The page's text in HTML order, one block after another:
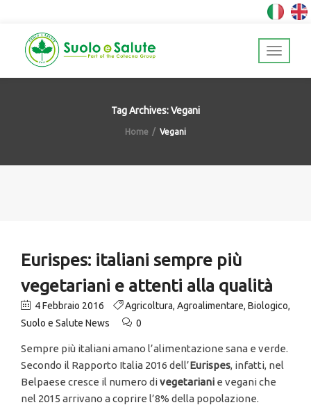
Tag Archives: Vegani
Home Vegani
Eurispes: italiani sempre più
vegetariani e attenti alla qualità
4 Febbraio 2016 Agricoltura, Agroalimentare, Biologico,
Suolo e Salute News
0
Sempre più italiani amano l’alimentazione sana e verde.
Secondo il Rapporto Italia 2016 dell’Eurispes, infatti, nel
Belpaese cresce il numero divegetariani e vegani che
nel 2015 arrivano a coprire l’8% della popolazione.